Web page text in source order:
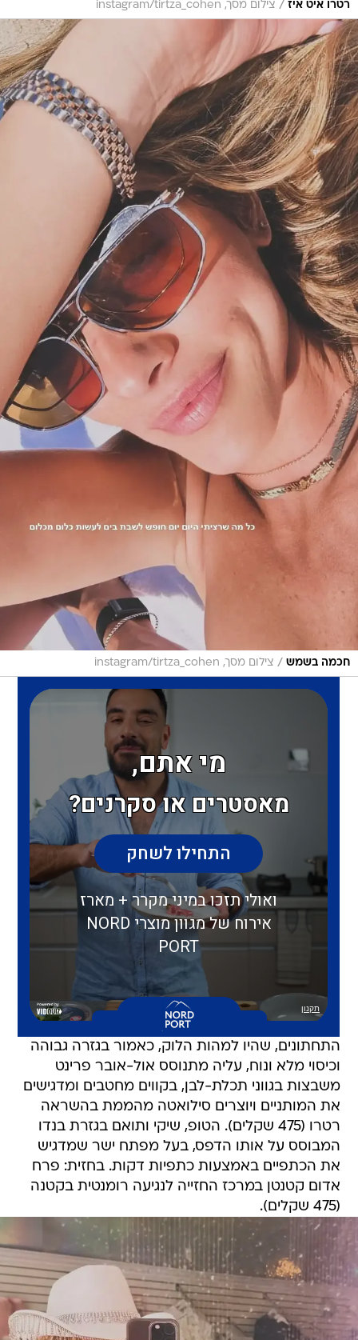
רטרו איט איז / צילום מסך, instagram/tirtza_cohen
חכמה בשמש / צילום מסך, instagram/tirtza_cohen
התחתונים, שהיו למהות הלוק, כאמור בגזרה גבוהה
וכיסוי מלא ונוח, עליה מתנוסס אול-אובר פרינט
משבצות בגווני תכלת-לבן, בקווים מחטבים ומדגישים
את המותניים ויוצרים סילואטה מהממת בהשראה
רטרו (475 שקלים). הטופ, שיקי ותואם בגזרת בנדו
המבוסס על אותו הדפס, בעל מפתח ישר שמדגיש
את הכתפיים באמצעות כתפיות דקות. בחזית: פרח
אדום קטנטן במרכז החזייה לנגיעה רומנטית בקטנה
(475 שקלים).